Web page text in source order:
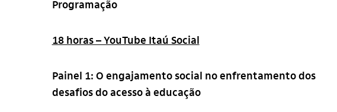
Programação
18 horas – YouTube Itaú Social
Painel 1: O engajamento social no enfrentamento dos
desafios do acesso à educação